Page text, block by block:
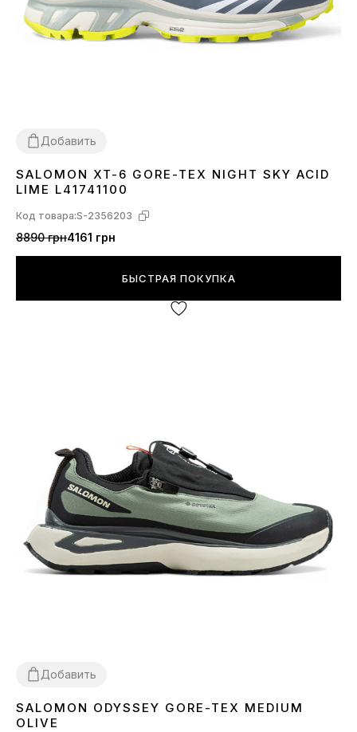
Добавить
4041 42 43 44 45
SALOMON XT-6 GORE-TEX NIGHT SKY ACID
LIME L41741100
Код товара:S-2356203
8890 грн4161 грн
БЫСТРАЯ ПОКУПКА
Добавить
414243 44 45
SALOMON ODYSSEY GORE-TEX MEDIUM
OLIVE